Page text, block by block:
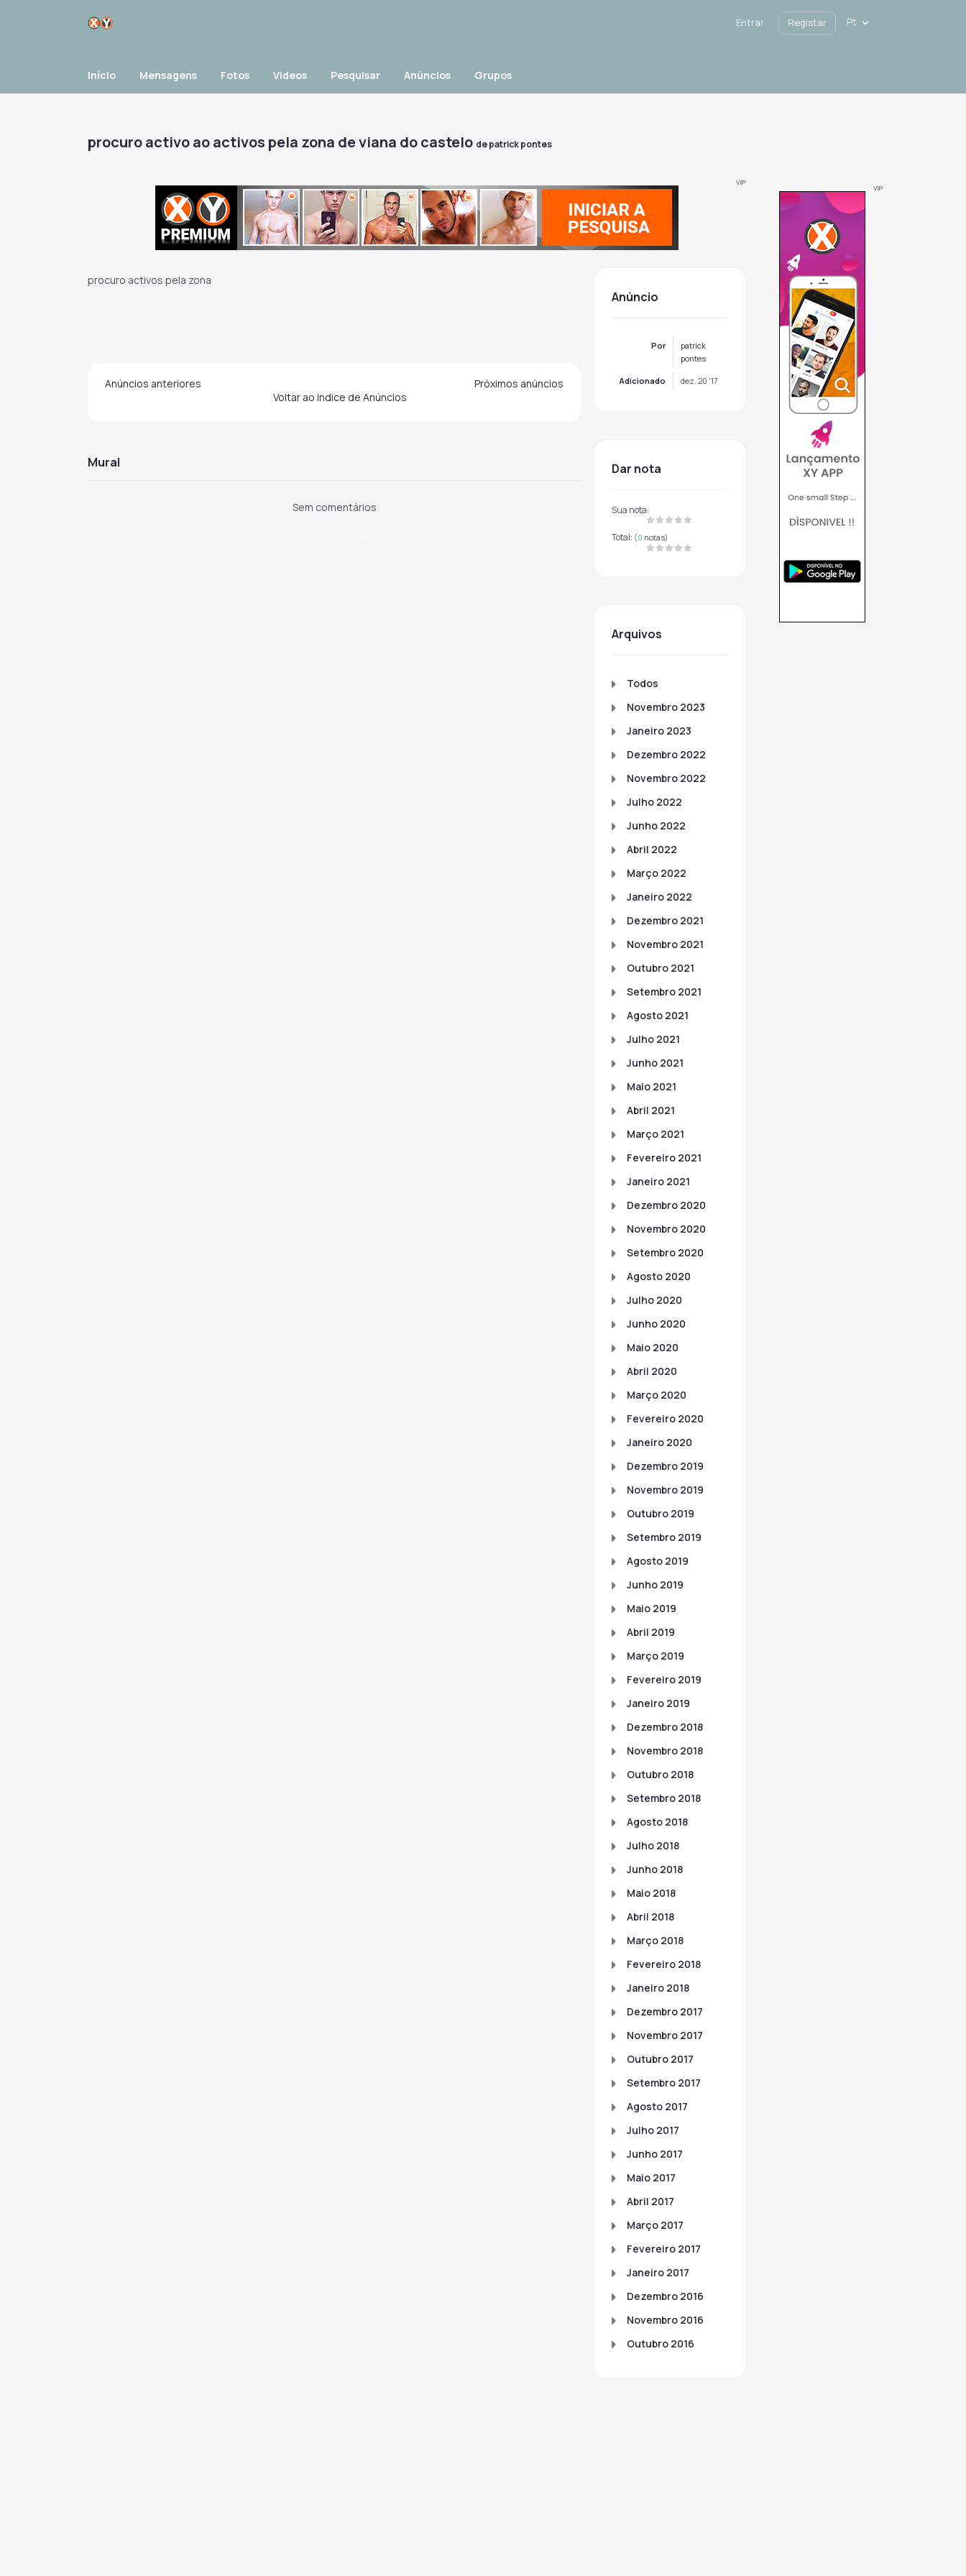
Entrar Registar Pt
Início Mensagens Fotos Videos Pesquisar Anúncios Grupos
procuro activo ao activos pela zona de viana do castelo depatrick pontes
VIP
procuro activos pela zona
Anúncios anteriores
Próximos anúncios
Voltar ao indice de Anúncios
mural
Sem comentários
anúncio
Por
patrick
pontes
Adicionado dez. 20 '17
dar nota
Sua nota:
Total: (0 notas)
arquivos
Todos
Novembro 2023
Janeiro 2023
Dezembro 2022
Novembro 2022
Julho 2022
Junho 2022
Abril 2022
Março 2022
Janeiro 2022
Dezembro 2021
Novembro 2021
Outubro 2021
Setembro 2021
Agosto 2021
Julho 2021
Junho 2021
Maio 2021
Abril 2021
Março 2021
Fevereiro 2021
Janeiro 2021
Dezembro 2020
Novembro 2020
Setembro 2020
Agosto 2020
Julho 2020
Junho 2020
Maio 2020
Abril 2020
Março 2020
Fevereiro 2020
Janeiro 2020
Dezembro 2019
Novembro 2019
Outubro 2019
Setembro 2019
Agosto 2019
Junho 2019
Maio 2019
Abril 2019
Março 2019
Fevereiro 2019
Janeiro 2019
Dezembro 2018
Novembro 2018
Outubro 2018
Setembro 2018
Agosto 2018
Julho 2018
Junho 2018
Maio 2018
Abril 2018
Março 2018
Fevereiro 2018
Janeiro 2018
Dezembro 2017
Novembro 2017
Outubro 2017
Setembro 2017
Agosto 2017
Julho 2017
Junho 2017
Maio 2017
Abril 2017
Março 2017
Fevereiro 2017
Janeiro 2017
Dezembro 2016
Novembro 2016
Outubro 2016
VIP